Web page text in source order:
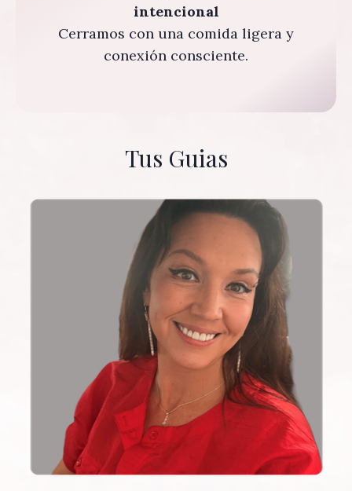
intencional
Cerramos con una comida ligera y
conexión consciente.
Tus Guias